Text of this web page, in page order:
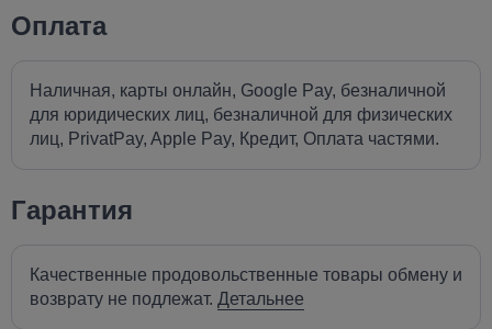
Оплата
Наличная, карты онлайн, Google Pay, безналичной
для юридических лиц, безналичной для физических
лиц, PrivatPay, Apple Pay, Кредит, Оплата частями.
Гарантия
Качественные продовольственные товары обмену и
возврату не подлежат. Детальнее